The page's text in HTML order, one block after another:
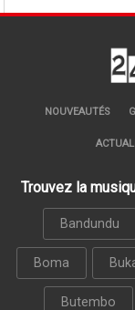
NOUVEAUTÉS
Trouvez la
Bandundu
Boma
Butembo